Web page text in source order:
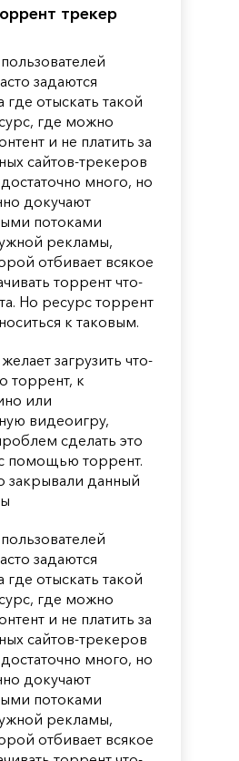
трекер
задаются
отыскать такой
где можно
и не платить за
сайтов-трекеров
много, но
докучают
потоками
рекламы,
отбивает всякое
торрент что-
Но ресурс торрент
к таковым.
загрузить что-
торрент, к
или
видеоигру,
сделать это
помощью торрент.
закрывали данный
задаются
отыскать такой
где можно
и не платить за
сайтов-трекеров
много, но
докучают
потоками
рекламы,
отбивает всякое